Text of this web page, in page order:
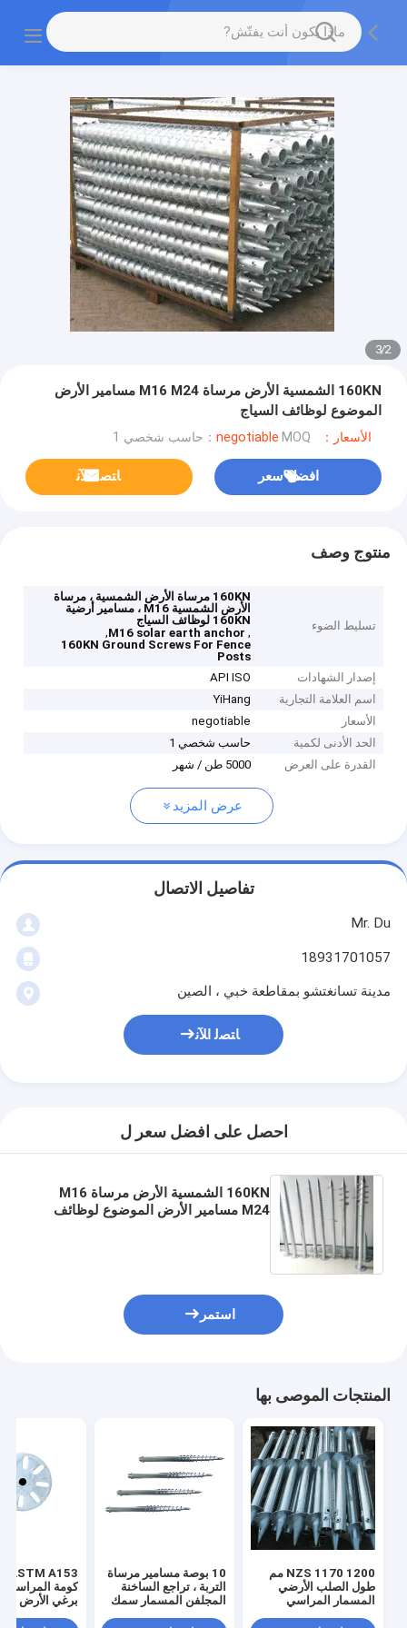
2
/
3
160KN الشمسية الأرض مرساة M16 M24 مسامير الأرض
الموضوع لوظائف السياج
الأسعار：negotiable MOQ：حاسب شخصي 1
افضل سعر ﺎﺘﺼﻟ ﺍﻶﻧ
منتوج وصف
تسليط الضوء
160KN مرساة الأرض الشمسية ، مرساة
الأرض الشمسية M16 ، مسامير أرضية
160KN لوظائف السياج
,
M16 solar earth anchor
,
160KN Ground Screws For Fence
Posts
إصدار الشهادات
API ISO
اسم العلامة التجارية
YiHang
الأسعار
negotiable
الحد الأدنى لكمية
حاسب شخصي 1
القدرة على العرض
5000 طن / شهر
عرض المزيد
تفاصيل الاتصال
Mr. Du
18931701057
مدينة تسانغتشو بمقاطعة خبي ، الصين
ﺎﺘﺼﻟ ﺍﻶﻧ
احصل على افضل سعر ل
160KN الشمسية الأرض مرساة M16
M24 مسامير الأرض الموضوع لوظائف
استمر
المنتجات الموصى بها
NZS 1170 1200 مم
طول الصلب الأرضي
المسمار المراسي
10 بوصة مسامير مرساة
التربة ، تراجع الساخنة
المجلفن المسمار سمك
كومة المراسي